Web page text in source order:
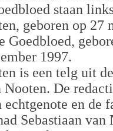
staan
geboren op 27
Goedbloed,
1997.
is een telg uit
De
en de
Sebastiaan